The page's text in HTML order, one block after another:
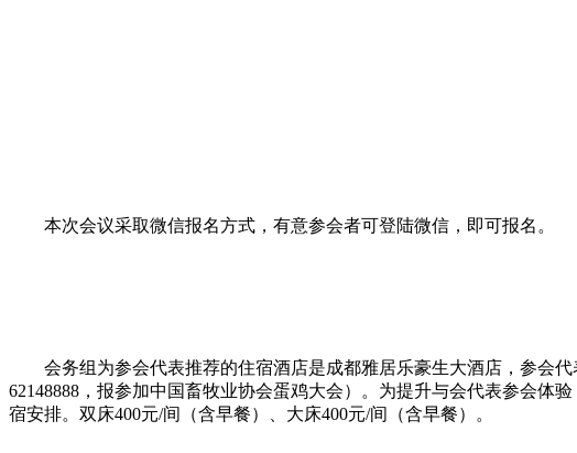
本次会议采取微信报名方式，有意参会者可登陆微信，即可报名。
会务组为参会代表推荐的住宿酒店是成都雅居乐豪生大酒店，参会
62148888，报参加中国畜牧业协会蛋鸡大会）
。为提升与会代表参会体
宿安排。双床400元/间（含早餐）、大床400元/间（含早餐）。